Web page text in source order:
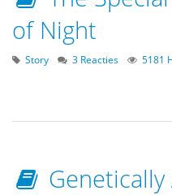
of Night
Story 3 Reacties 5181